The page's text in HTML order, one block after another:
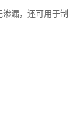
漏，还可用于制